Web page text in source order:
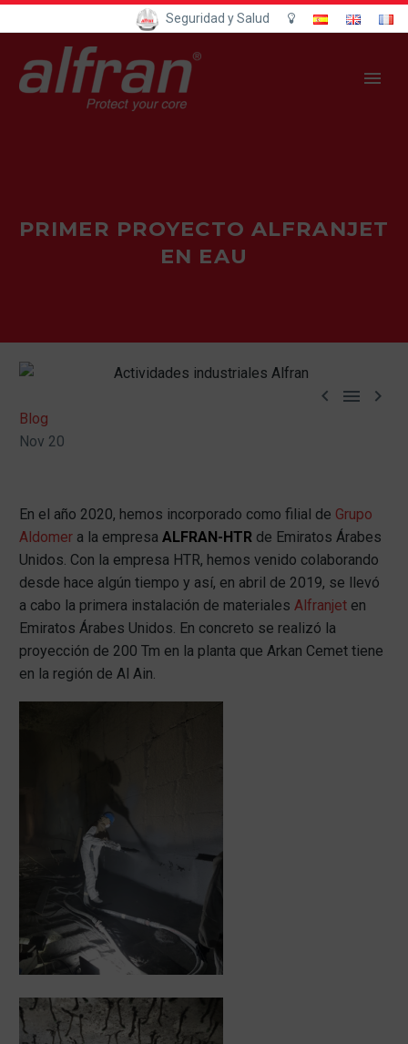
Seguridad y Salud
PRIMER PROYECTO ALFRANJET
EN EAU
  
Blog
Nov 20
En el año 2020, hemos incorporado como filial de Grupo
Aldomer a la empresa ALFRAN-HTR de Emiratos Árabes
Unidos. Con la empresa HTR, hemos venido colaborando
desde hace algún tiempo y así, en abril de 2019, se llevó
a cabo la primera instalación de materiales Alfranjet en
Emiratos Árabes Unidos. En concreto se realizó la
proyección de 200 Tm en la planta que Arkan Cemet tiene
en la región de Al Ain.